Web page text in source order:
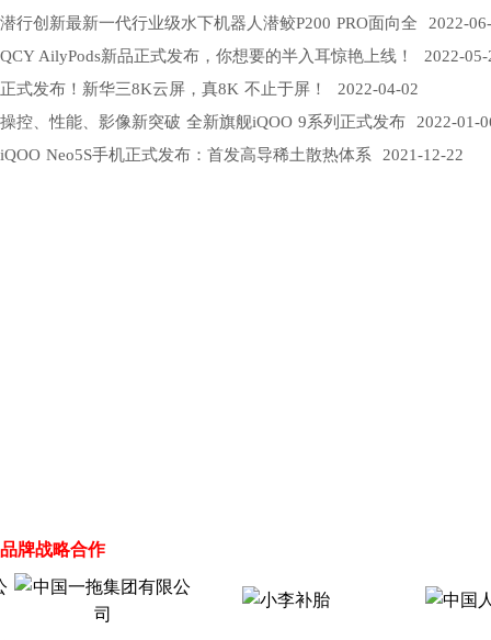
潜行创新最新一代行业级水下机器人潜鲛P200 PRO面向全 2022-
QCY AilyPods新品正式发布，你想要的半入耳惊艳上线！
2022-05-
正式发布！新华三8K云屏，真8K 不止于屏！
2022-04-02
操控、性能、影像新突破 全新旗舰iQOO 9系列正式发布 2022-01-
iQOO Neo5S手机正式发布：首发高导稀土散热体系 2021-12-22
品牌战略合作